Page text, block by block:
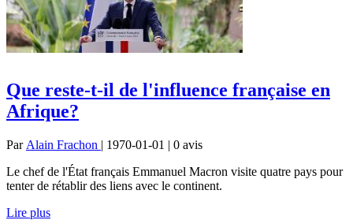
Que reste-t-il de l'influence française en
Afrique?
Par Alain Frachon | 1970-01-01 | 0 avis
Le chef de l'État français Emmanuel Macron visite quatre pays pour
tenter de rétablir des liens avec le continent.
Lire plus